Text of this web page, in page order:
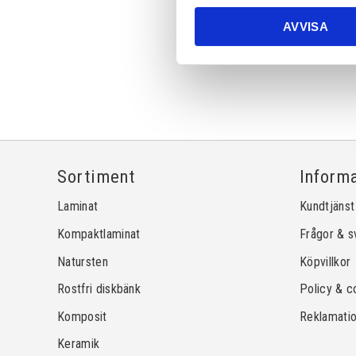
AVVISA
Sortiment
Laminat
Kompaktlaminat
Natursten
Rostfri diskbänk
Komposit
Keramik
Kundtjänst
Frågor &
Köpvillkor
Policy &